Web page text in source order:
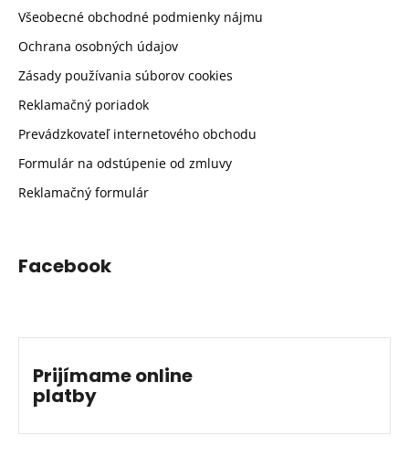
Všeobecné obchodné podmienky nájmu
Ochrana osobných údajov
Zásady používania súborov cookies
Reklamačný poriadok
Prevádzkovateľ internetového obchodu
Formulár na odstúpenie od zmluvy
Reklamačný formulár
Facebook
Prijímame online
platby